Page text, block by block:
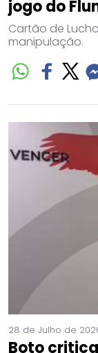
jogo do
Cartão de
manipulação.
28 de Julho de
Boto